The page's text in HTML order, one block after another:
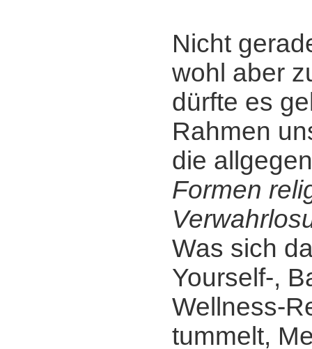
Nicht
wohl aber
dürfte es
Rahmen
die
Formen
Was sich
Yourself-,
Wellness-
tummelt,